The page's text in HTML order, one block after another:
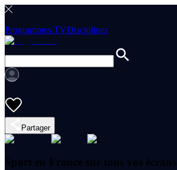
Programmes TVDisciplines
Partager
Sport en France sur tous vos écrans